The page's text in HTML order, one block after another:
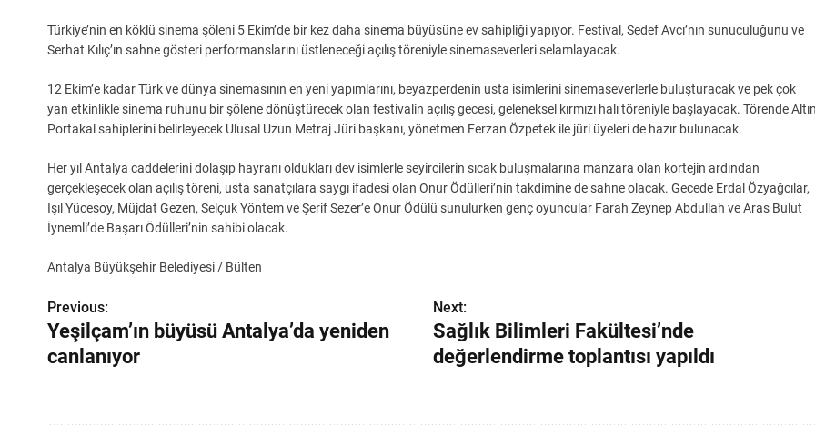
Türkiye’nin en köklü sinema şöleni 5 Ekim’de bir kez daha sinema büyüsüne ev sahipliği yapıyor. Festival, Sedef Avcı’nın sunuculuğunu ve
Serhat Kılıç’ın sahne gösteri performanslarını üstleneceği açılış töreniyle sinemaseverleri selamlayacak.
12 Ekim’e kadar Türk ve dünya sinemasının en yeni yapımlarını, beyazperdenin usta isimlerini sinemaseverlerle buluşturacak ve pek çok
yan etkinlikle sinema ruhunu bir şölene dönüştürecek olan festivalin açılış gecesi, geleneksel kırmızı halı töreniyle başlayacak. Törende
Portakal sahiplerini belirleyecek Ulusal Uzun Metraj Jüri başkanı, yönetmen Ferzan Özpetek ile jüri üyeleri de hazır bulunacak.
Her yıl Antalya caddelerini dolaşıp hayranı oldukları dev isimlerle seyircilerin sıcak buluşmalarına manzara olan kortejin ardından
gerçekleşecek olan açılış töreni, usta sanatçılara saygı ifadesi olan Onur Ödülleri’nin takdimine de sahne olacak. Gecede Erdal Özyağcılar,
Işıl Yücesoy, Müjdat Gezen, Selçuk Yöntem ve Şerif Sezer’e Onur Ödülü sunulurken genç oyuncular Farah Zeynep Abdullah ve Aras Bulut
İynemli’de Başarı Ödülleri’nin sahibi olacak.
Antalya Büyükşehir Belediyesi / Bülten
Y
a
Previous:
Yeşilçam’ın büyüsü Antalya’da yeniden
canlanıyor
Next:
Sağlık Bilimleri Fakültesi’nde
değerlendirme toplantısı yapıldı